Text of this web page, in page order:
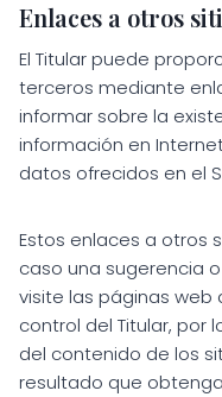
Enlaces a otros
El Titular puede
terceros mediante
informar sobre la
información en
datos ofrecidos en el
Estos enlaces a otros
caso una sugerencia
visite las páginas web
control del Titular, por
del contenido de los
resultado que